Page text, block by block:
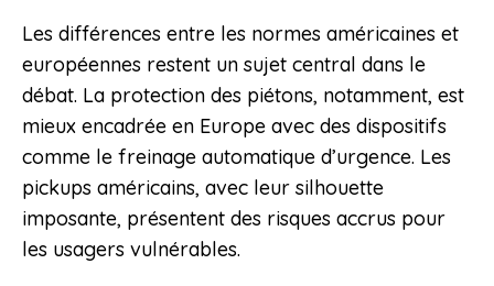
Les différences entre les normes américaines et
européennes restent un sujet central dans le
débat. La protection des piétons, notamment, est
mieux encadrée en Europe avec des dispositifs
comme le freinage automatique d’urgence. Les
pickups américains, avec leur silhouette
imposante, présentent des risques accrus pour
les usagers vulnérables.